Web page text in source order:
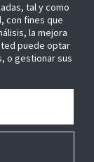
tal y como
con fines que
la mejora
puede optar
o gestionar sus